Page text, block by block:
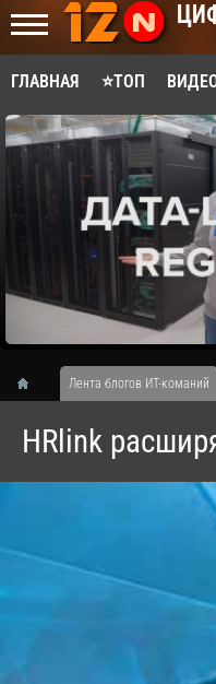
ГЛАВНАЯ ⭐ТОП
Лента блогов ИТ-команий
HRlink